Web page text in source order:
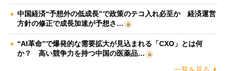
中国経済“予想外の低成長”で政策のテコ入れ必至か 経済運営
方針の修正で成長加速が予想さ…
“AI革命”で爆発的な需要拡大が見込まれる「CXO」とは何
か？ 高い競争力を持つ中国の医薬品…